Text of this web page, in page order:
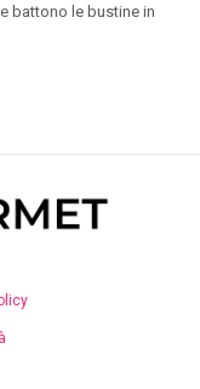
battono le bustine in